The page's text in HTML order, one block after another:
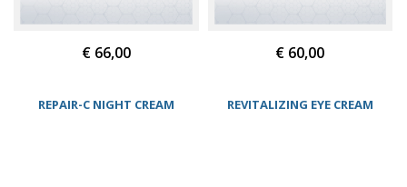
REPAIR-C NIGHT CREAM
€ 66,00
REVITALIZING EYE CREAM
€ 60,00